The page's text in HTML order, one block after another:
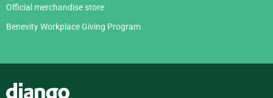
Official merchandise store
Benevity Workplace Giving Program